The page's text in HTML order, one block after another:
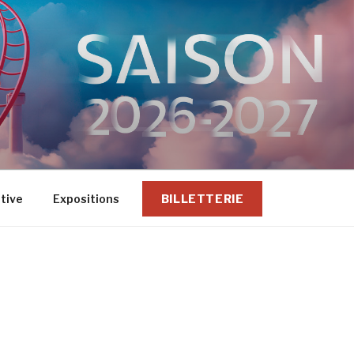
Expositions BILLETTERIE